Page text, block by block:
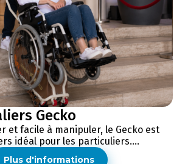
Gecko
et facile à manipuler, le Gecko est
idéal pour les particuliers....
Plus d'informations